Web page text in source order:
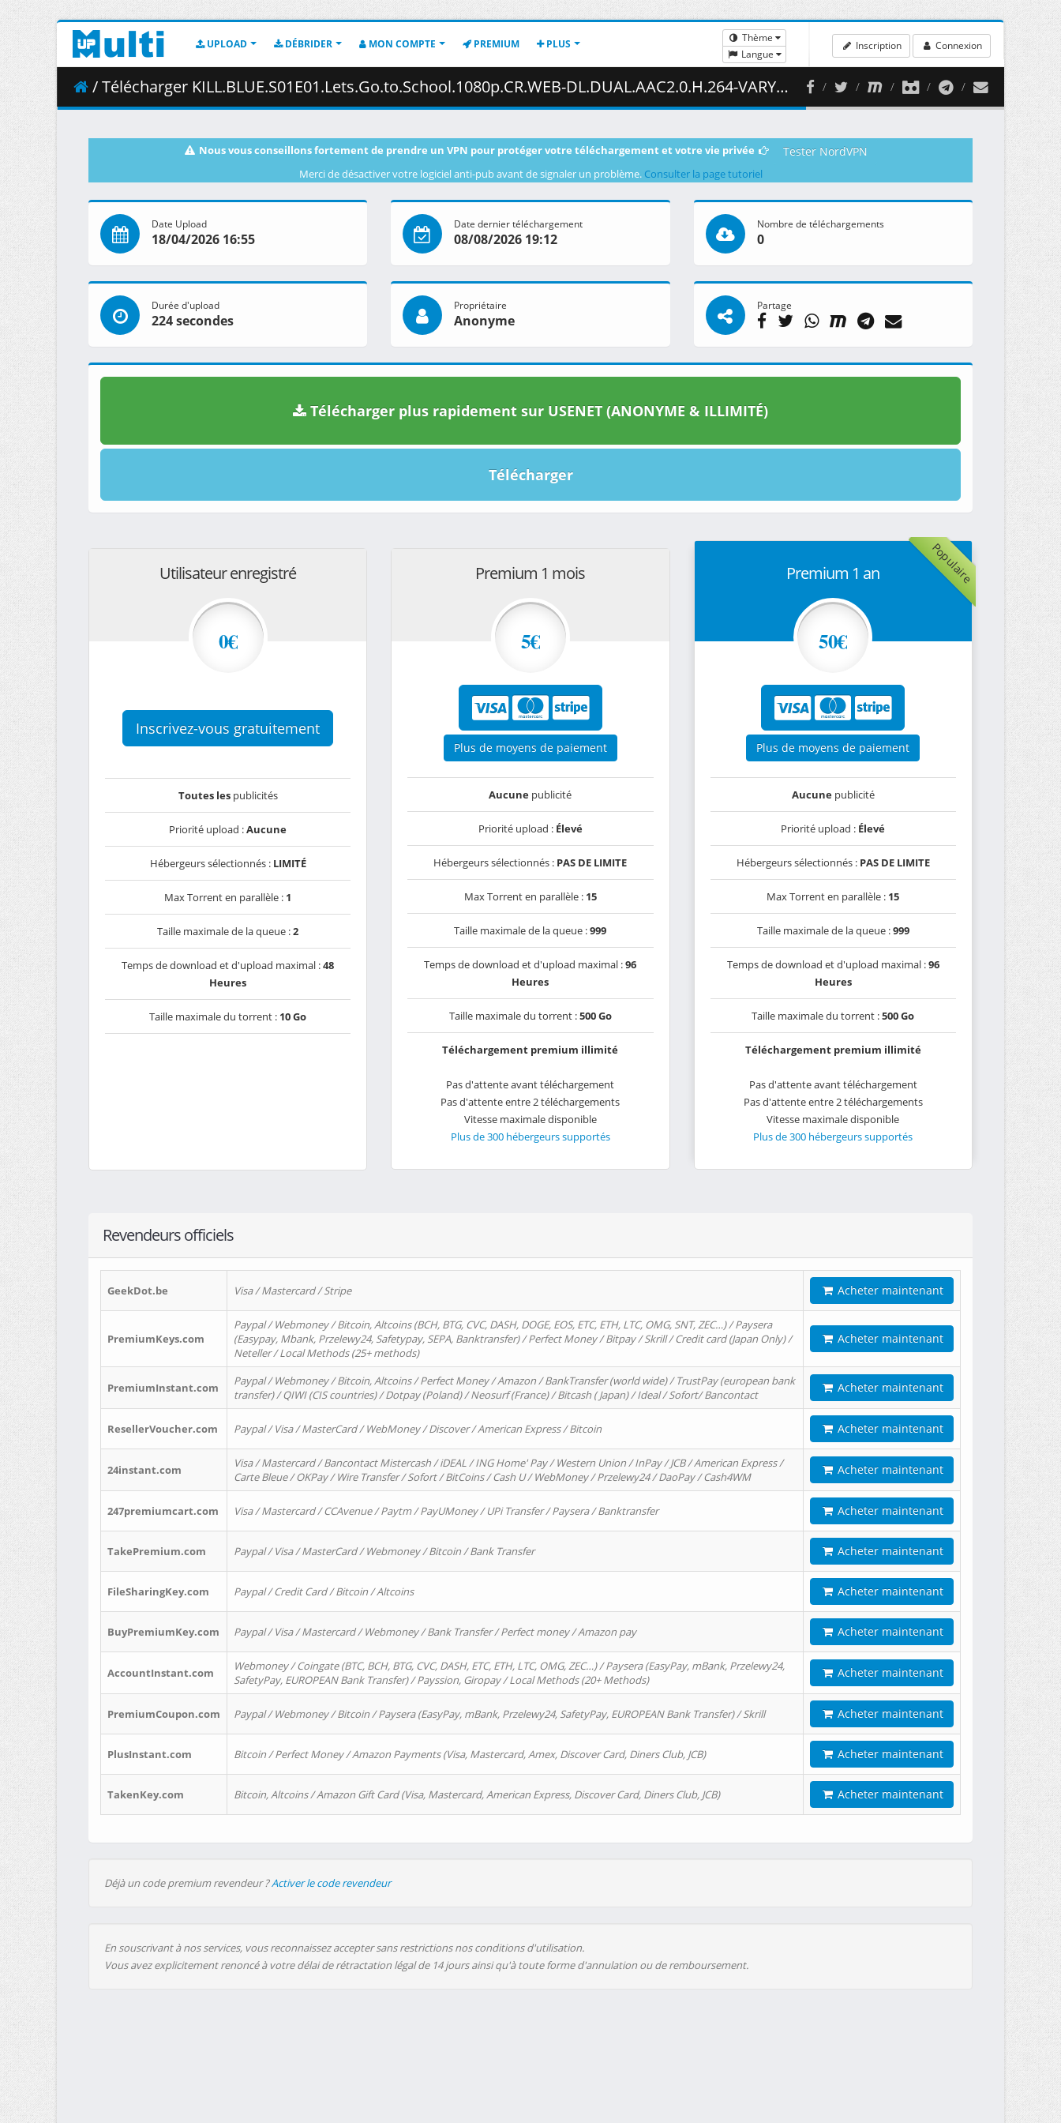
UPLOAD DÉBRIDER MON COMPTE PREMIUM PLUS
Thème
Langue
Inscription Connexion
/ Télécharger KILL.BLUE.S01E01.Lets.Go.to.School.1080p.CR.WEB-DL.DUAL.AAC2.0.H.264-VARYG.mkv.001 ( 479.30 MB )
Nous vous conseillons fortement de prendre un VPN pour protéger votre téléchargement et votre vie privée Tester NordVPN
Merci de désactiver votre logiciel anti-pub avant de signaler un problème. Consulter la page tutoriel
Date Upload
18/04/2026 16:55
Date dernier téléchargement
08/08/2026 19:12
Nombre de téléchargements
0
Durée d'upload
224 secondes
Propriétaire
Anonyme
Partage
Télécharger plus rapidement sur USENET (ANONYME & ILLIMITÉ)
Télécharger
Utilisateur enregistré
0€
Inscrivez-vous gratuitement
Toutes lespublicités
Priorité upload :Aucune
Hébergeurs sélectionnés : LIMITÉ
Max Torrent en parallèle : 1
Taille maximale de la queue :2
Temps de download et d'upload maximal :48
Heures
Taille maximale du torrent : 10 Go
Premium 1 mois
5€
Plus de moyens de paiement
Aucune publicité
Priorité upload : Élevé
Hébergeurs sélectionnés : PAS DE LIMITE
Max Torrent en parallèle : 15
Taille maximale de la queue :999
Temps de download et d'upload maximal :96
Heures
Taille maximale du torrent :500 Go
Téléchargement premium illimité
Pas d'attente avant téléchargement
Pas d'attente entre 2 téléchargements
Vitesse maximale disponible
Plus de 300 hébergeurs supportés
Populaire
Premium 1 an
50€
Plus de moyens de paiement
Aucunepublicité
Priorité upload : Élevé
Hébergeurs sélectionnés : PAS DE LIMITE
Max Torrent en parallèle : 15
Taille maximale de la queue :999
Temps de download et d'upload maximal :96
Heures
Taille maximale du torrent :500 Go
Téléchargement premium illimité
Pas d'attente avant téléchargement
Pas d'attente entre 2 téléchargements
Vitesse maximale disponible
Plus de 300 hébergeurs supportés
Revendeurs officiels
GeekDot.be Visa / Mastercard / Stripe Acheter maintenant
PremiumKeys.com
Paypal / Webmoney / Bitcoin, Altcoins (BCH, BTG, CVC, DASH, DOGE, EOS, ETC, ETH, LTC, OMG, SNT, ZEC…) / Paysera
(Easypay, Mbank, Przelewy24, Safetypay, SEPA, Banktransfer) / Perfect Money / Bitpay / Skrill / Credit card (Japan Only) /
Neteller / Local Methods (25+ methods)
Acheter maintenant
PremiumInstant.com
Paypal / Webmoney / Bitcoin, Altcoins / Perfect Money / Amazon / BankTransfer (world wide) / TrustPay (european bank
transfer) / QIWI (CIS countries) / Dotpay (Poland) / Neosurf (France) / Bitcash ( Japan) / Ideal / Sofort/ Bancontact
Acheter maintenant
ResellerVoucher.com Paypal / Visa / MasterCard / WebMoney / Discover / American Express / Bitcoin Acheter maintenant
24instant.com
Visa / Mastercard / Bancontact Mistercash / iDEAL / ING Home' Pay / Western Union / InPay / JCB / American Express /
Carte Bleue / OKPay / Wire Transfer / Sofort / BitCoins / Cash U / WebMoney / Przelewy24 / DaoPay / Cash4WM
Acheter maintenant
247premiumcart.com Visa / Mastercard / CCAvenue / Paytm / PayUMoney / UPi Transfer / Paysera / Banktransfer Acheter maintenant
TakePremium.com Paypal / Visa / MasterCard / Webmoney / Bitcoin / Bank Transfer Acheter maintenant
FileSharingKey.com Paypal / Credit Card / Bitcoin / Altcoins Acheter maintenant
BuyPremiumKey.com Paypal / Visa / Mastercard / Webmoney / Bank Transfer / Perfect money / Amazon pay Acheter maintenant
AccountInstant.com
Webmoney / Coingate (BTC, BCH, BTG, CVC, DASH, ETC, ETH, LTC, OMG, ZEC…) / Paysera (EasyPay, mBank, Przelewy24,
SafetyPay, EUROPEAN Bank Transfer) / Payssion, Giropay / Local Methods (20+ Methods)
Acheter maintenant
PremiumCoupon.com Paypal / Webmoney / Bitcoin / Paysera (EasyPay, mBank, Przelewy24, SafetyPay, EUROPEAN Bank Transfer) / Skrill Acheter maintenant
PlusInstant.com Bitcoin / Perfect Money / Amazon Payments (Visa, Mastercard, Amex, Discover Card, Diners Club, JCB) Acheter maintenant
TakenKey.com Bitcoin, Altcoins / Amazon Gift Card (Visa, Mastercard, American Express, Discover Card, Diners Club, JCB) Acheter maintenant
Déjà un code premium revendeur ?Activer le code revendeur
En souscrivant à nos services, vous reconnaissez accepter sans restrictions nos conditions d'utilisation.
Vous avez explicitement renoncé à votre délai de rétractation légal de 14 jours ainsi qu'à toute forme d'annulation ou de remboursement.